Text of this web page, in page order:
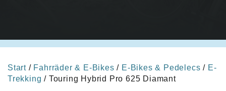
Start / Fahrräder & E-Bikes / E-Bikes & Pedelecs / E-
Trekking / Touring Hybrid Pro 625 Diamant